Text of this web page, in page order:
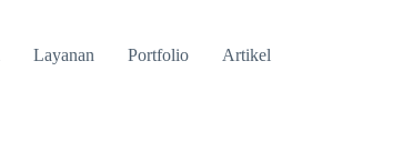
Layanan Portfolio Artikel